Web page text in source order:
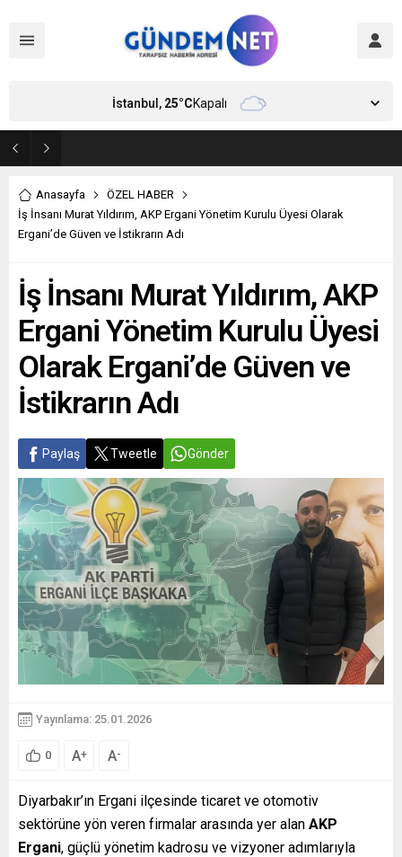
İstanbul, 25°CKapalı
Anasayfa
ÖZEL HABER
İş İnsanı Murat Yıldırım, AKP Ergani Yönetim Kurulu Üyesi Olarak
Ergani’de Güven ve İstikrarın Adı
İş İnsanı Murat Yıldırım, AKP
Ergani Yönetim Kurulu Üyesi
Olarak Ergani’de Güven ve
İstikrarın Adı
Paylaş Tweetle Gönder
Yayınlama: 25.01.2026
0 A+ A-
Diyarbakır’ın Ergani ilçesinde ticaret ve otomotiv
sektörüne yön veren firmalar arasında yer alan AKP
Ergani, güçlü yönetim kadrosu ve vizyoner adımlarıyla